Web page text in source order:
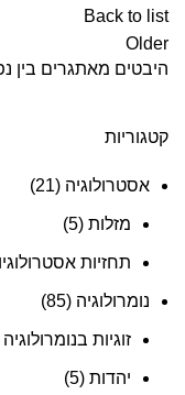
Back to list
Older
היבטים מאתגרים בין
קטגוריות
אסטרולוגיה (21)
מזלות (5)
תחזיות
נומרולוגיה (85)
זוגיות בנומרולוגיה
יהדות (5)